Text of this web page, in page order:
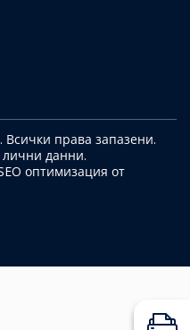
Всички права запазени.
данни.
оптимизация от